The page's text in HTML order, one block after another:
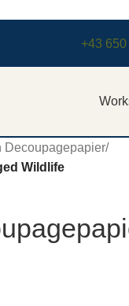
+43
Decoupagepapier/
Wildlife